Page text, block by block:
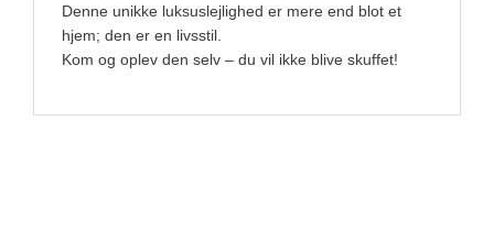
Denne unikke luksuslejlighed er mere end blot et
hjem; den er en livsstil.
Kom og oplev den selv – du vil ikke blive skuffet!